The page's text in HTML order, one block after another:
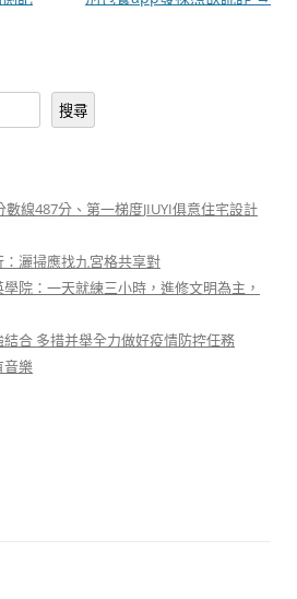
搜尋
線487分、第一梯度JIUYI俱意住宅設計
：灑掃應找九宮格共享對
院：一天就練三小時，進修文明為主，
合 多措并舉全力做好疫情防控任務
音樂